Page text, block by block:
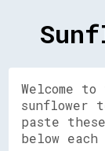
Welcome
sunflower
paste
below